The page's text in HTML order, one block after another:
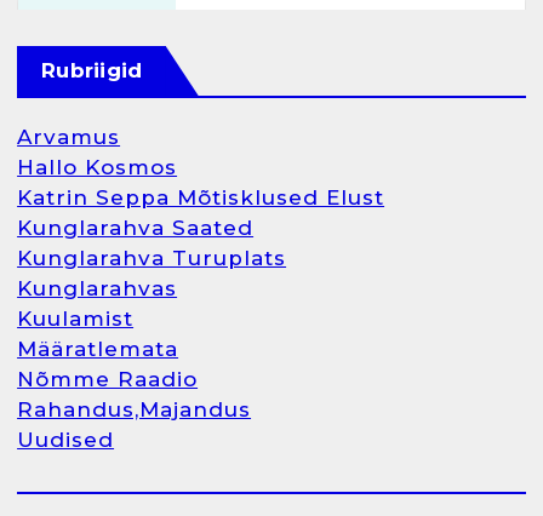
1
2
Kunglarahva Turuplats
Rubriigid
Arvamus
Hallo Kosmos
Katrin Seppa Mõtisklused Elust
Kunglarahva Saated
Kunglarahva Turuplats
Kunglarahvas
Kuulamist
Määratlemata
Nõmme Raadio
Rahandus,Majandus
Uudised